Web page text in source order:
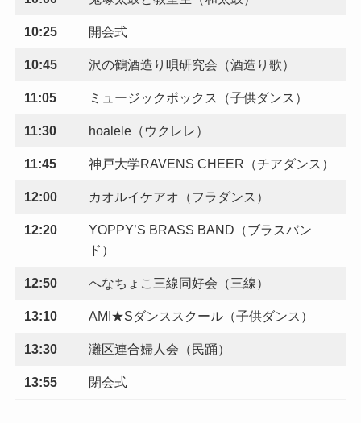
10:25 開会式
10:45 沢の鶴酒造り唄研究会（酒造り歌）
11:05 ミュージックボックス（子供ダンス）
11:30 hoalele（ウクレレ）
11:45 神戸大学RAVENS CHEER（チアダンス）
12:00 カオルイケアオ（フラダンス）
12:20
YOPPY’S BRASS BAND（ブラスバン
ド）
12:50 へなちょこ三線同好会（三線）
13:10 AMI★Sダンススクール（子供ダンス）
13:30 灘区連合婦人会（民踊）
13:55 閉会式